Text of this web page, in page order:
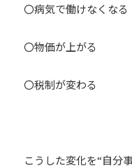
〇病気で働けなくなる
〇物価が上がる
〇税制が変わる
こうした変化を“自分